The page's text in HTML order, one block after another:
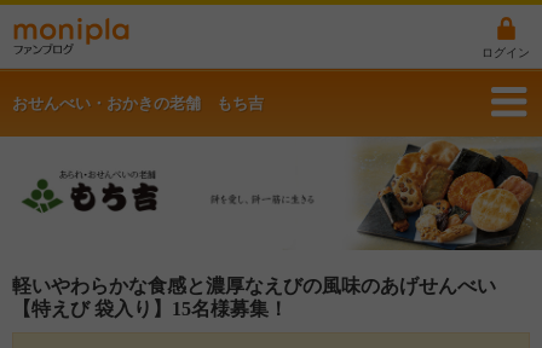
ログイン
おせんべい・おかきの老舗 もち吉
軽いやわらかな食感と濃厚なえびの風味のあげせんべい
【特えび 袋入り】15名様募集！